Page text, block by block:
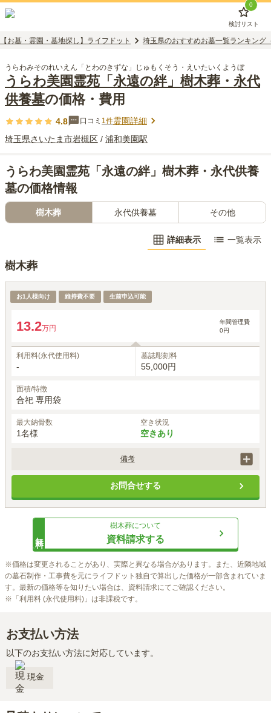
0
検討リスト
【お墓・霊園・墓地探し】ライフドット 埼玉県のおすすめお墓一覧ランキング
うらわみそのれいえん「とわのきずな」じゅもくそう・えいたいくようぼ
うらわ美園霊苑「永遠の絆」樹木葬・永代
供養墓の価格・費用
4.8 口コミ 1件霊園詳細
埼玉県さいたま市岩槻区 / 浦和美園駅
うらわ美園霊苑「永遠の絆」樹木葬・永代供養
墓の価格情報
樹木葬 永代供養墓 その他
詳細表示 一覧表示
樹木葬
樹木葬「光」
お1人様向け 維持費不要 生前申込可能
13.2万円
年間管理費
0円
利用料(永代使用料)
-
墓誌彫刻料
55,000円
面積/特徴
合祀 専用袋
最大納骨数
1名様
空き状況
空きあり
備考
自然と土に還る専用の御骨袋に粉骨のうえ合祀されます。
お問合せする
樹木葬について
資料請求する
※価格は変更されることがあり、実際と異なる場合があります。また、近隣地域
の墓石制作・工事費を元にライフドット独自で算出した価格が一部含まれていま
す。最新の価格等を知りたい場合は、資料請求にてご確認ください。
※「利用料 (永代使用料)」は非課税です。
お支払い方法
以下のお支払い方法に対応しています。
現金